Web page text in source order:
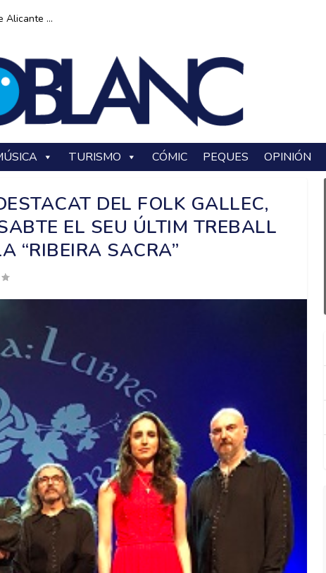
Alicante ...
TURISMO CÓMIC PEQUES OPINIÓN
DEL FOLK GALLEC,
EL SEU ÚLTIM TREBALL
“RIBEIRA SACRA”